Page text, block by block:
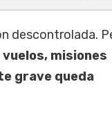
descontrolada.
misiones
grave queda